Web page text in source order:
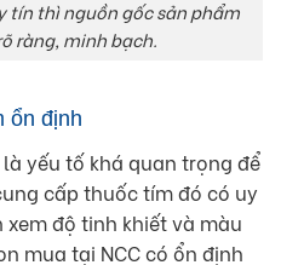
tín thì nguồn gốc sản phẩm
ràng, minh bạch.
ổn định
yếu tố khá quan trọng để
cấp thuốc tím đó có uy
độ tinh khiết và màu
mua tại NCC có ổn định